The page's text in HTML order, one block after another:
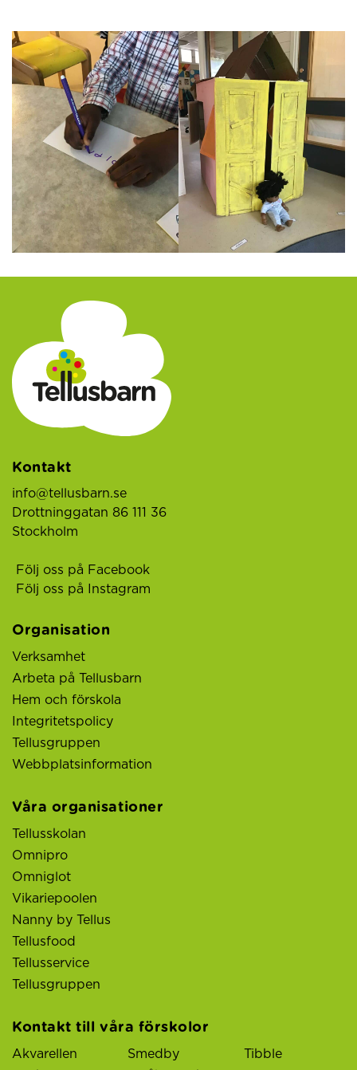
Kontakt
info@tellusbarn.se
Drottninggatan 86 111 36
Stockholm
Följ oss på Facebook
Följ oss på Instagram
Organisation
Verksamhet
Arbeta på Tellusbarn
Hem och förskola
Integritetspolicy
Tellusgruppen
Webbplatsinformation
Våra organisationer
Tellusskolan
Omnipro
Omniglot
Vikariepoolen
Nanny by Tellus
Tellusfood
Tellusservice
Tellusgruppen
Kontakt till våra förskolor
Akvarellen
Smedby
Tibble